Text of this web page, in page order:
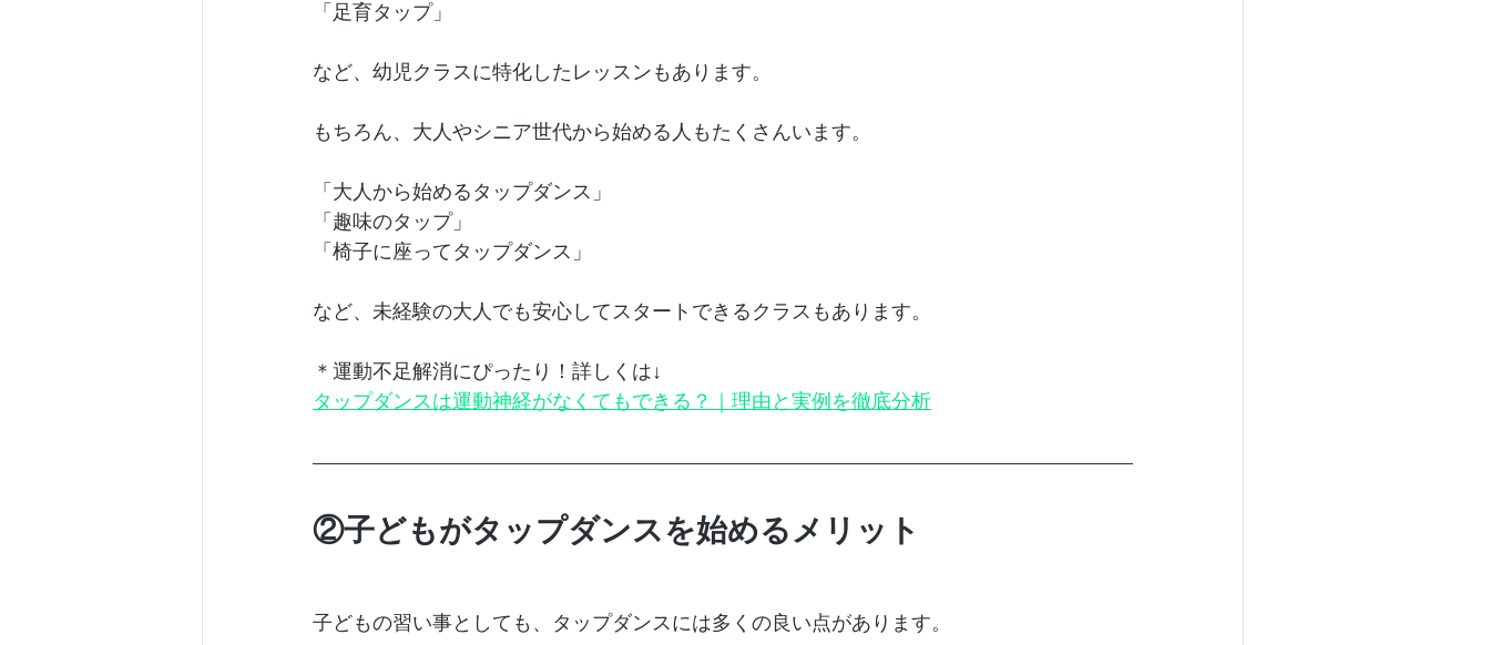
「足育タップ」
など、幼児クラスに特化したレッスンもあります。
もちろん、大人やシニア世代から始める人もたくさんいます。
「大人から始めるタップダンス」
「趣味のタップ」
「椅子に座ってタップダンス」
など、未経験の大人でも安心してスタートできるクラスもあります。
＊運動不足解消にぴったり！詳しくは↓
タップダンスは運動神経がなくてもできる？｜理由と実例を徹底分析
②子どもがタップダンスを始めるメリット
子どもの習い事としても、タップダンスには多くの良い点があります。